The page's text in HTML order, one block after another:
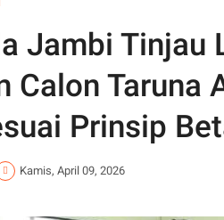
Jambi Tinjau
Calon Taruna
Prinsip
Kamis, April 09, 2026